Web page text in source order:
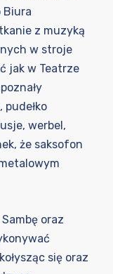
Biura
z muzyką
w stroje
jak w Teatrze
werbel,
że saksofon
oraz
się oraz